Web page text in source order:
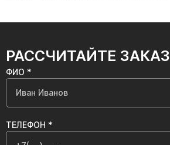
РАССЧИТАЙТЕ ЗАКАЗ
ФИО *
ТЕЛЕФОН *